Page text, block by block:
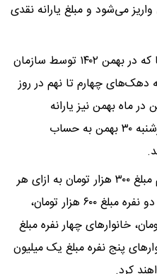
می‌شود و مبلغ یارانه نقدی
طبق جدول زمان‌بندی واریز یارانه‌ها که در بهمن ۱۴۰۲ توسط سازمان
دهک‌های چهارم تا نهم در روز
در ماه بهمن نیز یارانه
دهک‌های چهارم تا نهم در روز چهارشنبه ۳۰ بهمن به حساب
یارانه نقدی دهک‌های چهارم تا نهم مبلغ ۳۰۰ هزار تومان به ازای هر
نفر است. بر این اساس خانوارهای دو نفره مبلغ ۶۰۰ هزار تومان،
نفره مبلغ ۹۰۰ هزار تومان، خانوارهای چهار نفره مبلغ
و خانوارهای پنج نفره مبلغ یک میلیون